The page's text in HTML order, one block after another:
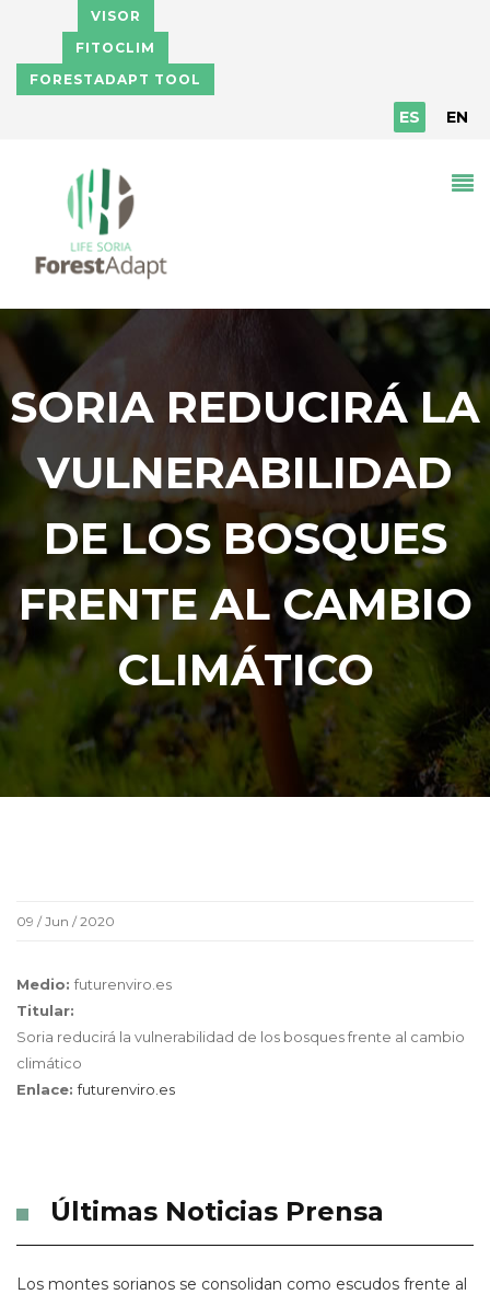
Pasar al contenido principal
VISOR
FITOCLIM
FORESTADAPT TOOL
ES EN
SORIA REDUCIRÁ LA
VULNERABILIDAD
DE LOS BOSQUES
FRENTE AL CAMBIO
CLIMÁTICO
09 / Jun / 2020
Medio: futurenviro.es
Titular:
Soria reducirá la vulnerabilidad de los bosques frente al cambio
climático
Enlace:futurenviro.es
Últimas Noticias Prensa
Los montes sorianos se consolidan como escudos frente al